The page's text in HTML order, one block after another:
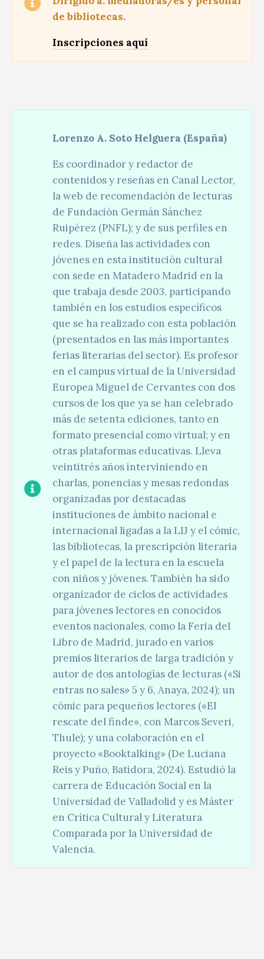
de bibliotecas.
Inscripciones aquí
Lorenzo A. Soto Helguera (España)
Es coordinador y redactor de
contenidos y reseñas en Canal Lector,
la web de recomendación de lecturas
de Fundación Germán Sánchez
Ruipérez (PNFL); y de sus perfiles en
redes. Diseña las actividades con
jóvenes en esta institución cultural
con sede en Matadero Madrid en la
que trabaja desde 2003, participando
también en los estudios específicos
que se ha realizado con esta población
(presentados en las más importantes
ferias literarias del sector). Es profesor
en el campus virtual de la Universidad
Europea Miguel de Cervantes con dos
cursos de los que ya se han celebrado
más de setenta ediciones, tanto en
formato presencial como virtual; y en
otras plataformas educativas. Lleva
veintitrés años interviniendo en
charlas, ponencias y mesas redondas
organizadas por destacadas
instituciones de ámbito nacional e
internacional ligadas a la LIJ y el cómic,
las bibliotecas, la prescripción literaria
y el papel de la lectura en la escuela
con niños y jóvenes. También ha sido
organizador de ciclos de actividades
para jóvenes lectores en conocidos
eventos nacionales, como la Feria del
Libro de Madrid, jurado en varios
premios literarios de larga tradición y
autor de dos antologías de lecturas («Si
entras no sales» 5 y 6, Anaya, 2024); un
cómic para pequeños lectores («El
rescate del finde», con Marcos Severi,
Thule); y una colaboración en el
proyecto «Booktalking» (De Luciana
Reis y Puño, Batidora, 2024). Estudió la
carrera de Educación Social en la
Universidad de Valladolid y es Máster
en Crítica Cultural y Literatura
Comparada por la Universidad de
Valencia.